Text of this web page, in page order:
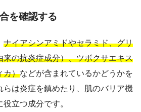
を確認する
ナイアシンアミドやセラミド、グリ
来の抗炎症成分）、ツボクサエキス
カ）などが含まれているかどうかを
らは炎症を鎮めたり、肌のバリア機
立つ成分です。